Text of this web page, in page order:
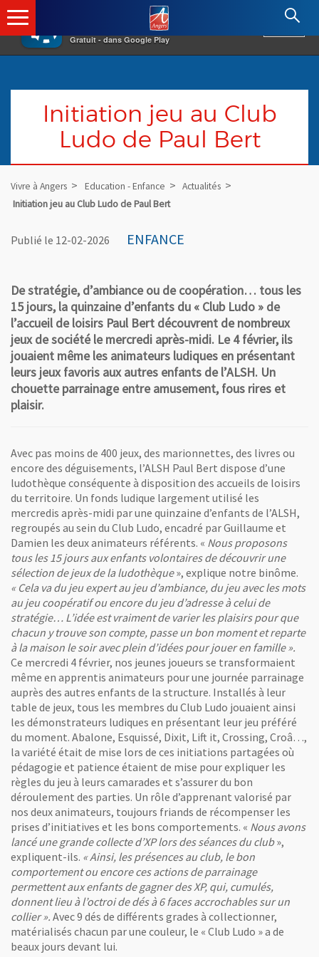
×
Gratuit - dans Google Play
Angers.fr : Retour à l'accueil
Initiation jeu au Club
Ludo de Paul Bert
Vivre à Angers Education - Enfance
Actualités
Initiation jeu au Club Ludo de Paul Bert
Publié le 12-02-2026 ENFANCE
De stratégie, d’ambiance ou de coopération… tous les
15 jours, la quinzaine d’enfants du « Club Ludo » de
l’accueil de loisirs Paul Bert découvrent de nombreux
jeux de société le mercredi après-midi. Le 4 février, ils
jouaient même les animateurs ludiques en présentant
leurs jeux favoris aux autres enfants de l’ALSH. Un
chouette parrainage entre amusement, fous rires et
plaisir.
Avec pas moins de 400 jeux, des marionnettes, des livres ou
encore des déguisements, l’ALSH Paul Bert dispose d’une
ludothèque conséquente à disposition des accueils de loisirs
du territoire. Un fonds ludique largement utilisé les
mercredis après-midi par une quinzaine d’enfants de l’ALSH,
regroupés au sein du Club Ludo, encadré par Guillaume et
Damien les deux animateurs référents. « Nous proposons
tous les 15 jours aux enfants volontaires de découvrir une
sélection de jeux de la ludothèque», explique notre binôme.
« Cela va du jeu expert au jeu d’ambiance, du jeu avec les mots
au jeu coopératif ou encore du jeu d’adresse à celui de
stratégie… L’idée est vraiment de varier les plaisirs pour que
chacun y trouve son compte, passe un bon moment et reparte
à la maison le soir avec plein d’idées pour jouer en famille ».
Ce mercredi 4 février, nos jeunes joueurs se transformaient
même en apprentis animateurs pour une journée parrainage
auprès des autres enfants de la structure. Installés à leur
table de jeux, tous les membres du Club Ludo jouaient ainsi
les démonstrateurs ludiques en présentant leur jeu préféré
du moment. Abalone, Esquissé, Dixit, Lift it, Crossing, Croâ…,
la variété était de mise lors de ces initiations partagées où
pédagogie et patience étaient de mise pour expliquer les
règles du jeu à leurs camarades et s’assurer du bon
déroulement des parties. Un rôle d’apprenant valorisé par
nos deux animateurs, toujours friands de récompenser les
prises d’initiatives et les bons comportements. « Nous avons
lancé une grande collecte d’XP lors des séances du club»,
expliquent-ils. « Ainsi, les présences au club, le bon
comportement ou encore ces actions de parrainage
permettent aux enfants de gagner des XP, qui, cumulés,
donnent lieu à l’octroi de dés à 6 faces accrochables sur un
collier ». Avec 9 dés de différents grades à collectionner,
matérialisés chacun par une couleur, le « Club Ludo » a de
beaux jours devant lui.